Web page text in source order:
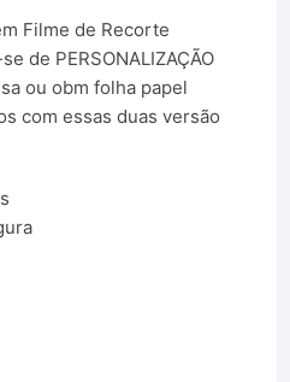
Filme de Recorte
de PERSONALIZAÇÃO
ou obm folha papel
com essas duas versão